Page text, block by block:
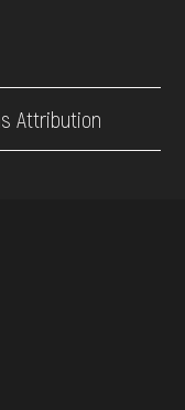
Attribution